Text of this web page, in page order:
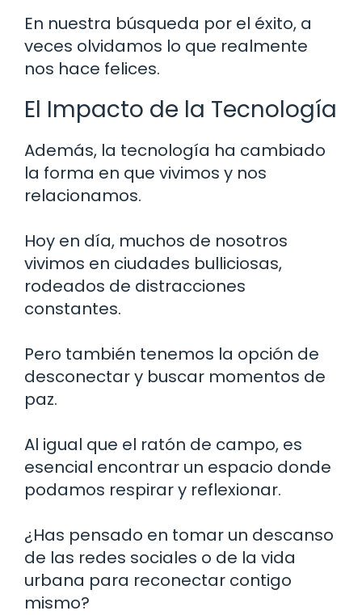
En nuestra búsqueda por el éxito, a
veces olvidamos lo que realmente
nos hace felices.
El Impacto de la Tecnología
Además, la tecnología ha cambiado
la forma en que vivimos y nos
relacionamos.
Hoy en día, muchos de nosotros
vivimos en ciudades bulliciosas,
rodeados de distracciones
constantes.
Pero también tenemos la opción de
desconectar y buscar momentos de
paz.
Al igual que el ratón de campo, es
esencial encontrar un espacio donde
podamos respirar y reflexionar.
¿Has pensado en tomar un descanso
de las redes sociales o de la vida
urbana para reconectar contigo
mismo?